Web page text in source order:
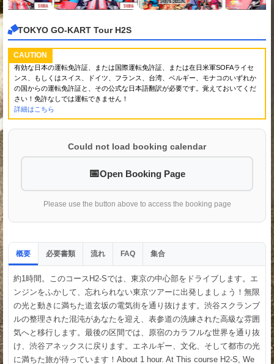
TOKYO GO-KART Tour H2S
CAUTION
有効な日本の運転免許証、または国際運転免許証、または在日米軍SOFAライセ
ンス、もしくはスイス、ドイツ、フランス、台湾、ベルギー、モナコのいずれか
の国からの運転免許証と、その公式な日本語翻訳が必要です。覚えておいてくだ
さい！免許なしでは運転できません！
詳細はこちら
Could not load booking calendar
Open Booking Page
Please use the button above to access the booking page
概要 必要書類 流れ FAQ 集合
約1時間。このコースH2-Sでは、東京の中心部をドライブします。エ
ンジンをふかして、忘れられない東京ツアーに出発しましょう！無限
の光と動きに満ちた道玄坂の電気街を通り抜けます。渋谷スクランブ
ルの整理された混沌があなたを迎え、表参道の洗練された高級な雰囲
気へと移行します。最後の区間では、原宿のカラフルな世界を通り抜
け、渋谷アネックスに戻ります。エネルギー、文化、そして都市の光
に満ちた旅が待っています！About 1 hour. At This course H2-S, We